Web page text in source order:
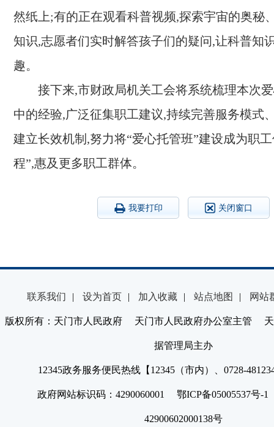
然纸上;有的正在观看科普视频,探索宇宙的奥秘
知识,志愿者们实时解答孩子们的疑问,让科普知
趣。
接下来,市财政局机关工会将系统梳理本次
中的经验,广泛征集职工建议,持续完善服务模式
建立长效机制,努力将“爱心托管班”建设成为职
程”,惠及更多职工群体。
我要打印 关闭窗口
联系我们 | 设为首页 | 加入收藏 | 站点地图 | 网站
版权所有：天门市人民政府 天门市人民政府办公室主管 天
据管理局主办
12345政务服务便民热线【12345（市内）、0728-
政府网站标识码：4290060001 鄂ICP备05005537号
42900602000138号